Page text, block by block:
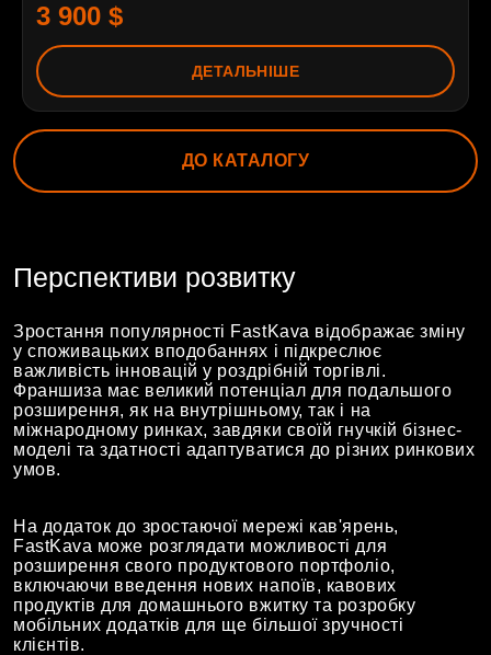
3 900 $
ДЕТАЛЬНІШЕ
ДО КАТАЛОГУ
Перспективи розвитку
Зростання популярності FastKava відображає зміну
у споживацьких вподобаннях і підкреслює
важливість інновацій у роздрібній торгівлі.
Франшиза має великий потенціал для подальшого
розширення, як на внутрішньому, так і на
міжнародному ринках, завдяки своїй гнучкій бізнес-
моделі та здатності адаптуватися до різних ринкових
умов.
На додаток до зростаючої мережі кав'ярень,
FastKava може розглядати можливості для
розширення свого продуктового портфоліо,
включаючи введення нових напоїв, кавових
продуктів для домашнього вжитку та розробку
мобільних додатків для ще більшої зручності
клієнтів.